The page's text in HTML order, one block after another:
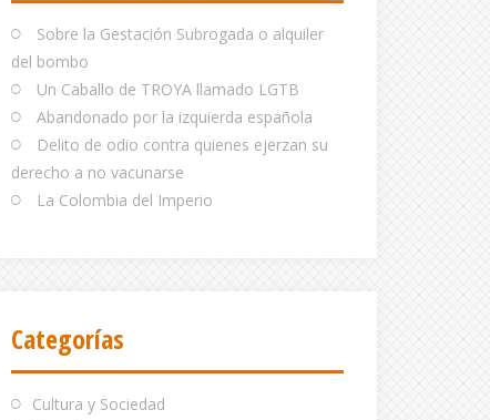
Sobre la Gestación Subrogada o alquiler
del bombo
Un Caballo de TROYA llamado LGTB
Abandonado por la izquierda española
Delito de odio contra quienes ejerzan su
derecho a no vacunarse
La Colombia del Imperio
Categorías
Cultura y Sociedad